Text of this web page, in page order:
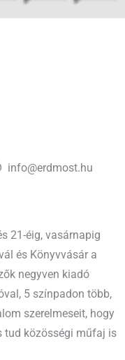
info@erdmost.hu
21-éig, vasárnapig
és Könyvvásár a
negyven kiadó
5 színpadon több,
szerelmeseit, hogy
tud közösségi műfaj is